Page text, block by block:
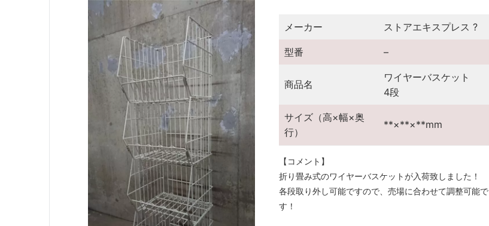
メーカー ストアエキスプレス ?
型番 –
商品名
ワイヤーバスケット
4段
サイズ（高×幅×奥
行）
**×**×**mm
【コメント】
折り畳み式のワイヤーバスケットが入荷致しました！
各段取り外し可能ですので、売場に合わせて調整可能で
す！